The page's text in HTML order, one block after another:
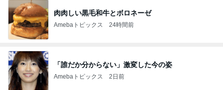
肉肉しい黒毛和牛とボロネーゼ
Amebaトピックス 24時間前
「誰だか分からない」激変した今の姿
Amebaトピックス 2日前